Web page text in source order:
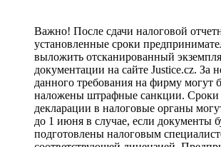
Важно! После сдачи налоговой
установленные сроки
выложить отсканированный
документации на сайте Justice.cz. За
данного требования на фирму могут
наложены штрафные санкции. Сроки
декларации в налоговые органы
до 1 июня в случае, если документы
подготовлены налоговым